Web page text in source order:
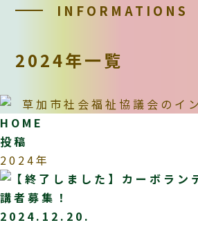
INFORMATIONS
2024年一覧
HOME
投稿
2024年
2024.12.20.